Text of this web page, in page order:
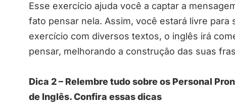
Esse exercício ajuda você a captar a
fato pensar nela. Assim, você estará livre
exercício com diversos textos, o inglês irá
pensar, melhorando a construção das suas
Dica 2 – Relembre tudo sobre os Personal
de Inglês. Confira essas dicas